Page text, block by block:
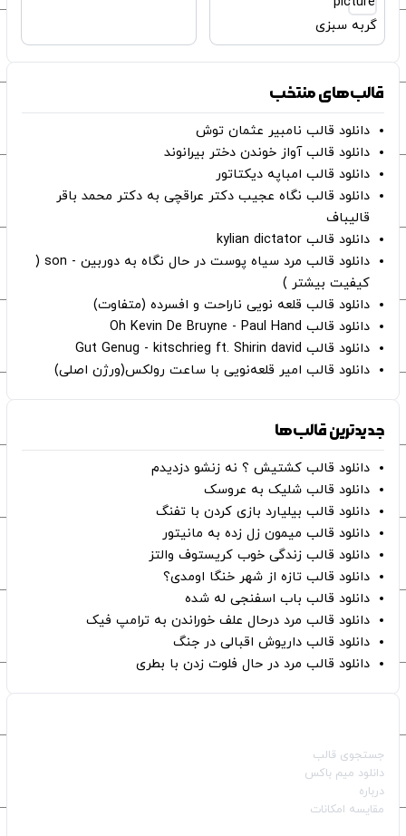
گربه سبزی
قالب‌های منتخب
دانلود قالب نامبیر عثمان ‌توش
دانلود قالب آواز خوندن دختر بیرانوند
دانلود قالب امباپه دیکتاتور
دانلود قالب نگاه عجیب دکتر عراقچی به دکتر محمد باقر
قالیباف
دانلود قالب kylian dictator
دانلود قالب مرد سیاه پوست در حال نگاه به دوربین - son (
کیفیت بیشتر )
دانلود قالب قلعه نویی ناراحت و افسرده (متفاوت)
دانلود قالب Oh Kevin De Bruyne - Paul Hand
دانلود قالب Gut Genug - kitschrieg ft. Shirin david
دانلود قالب امیر قلعه‌نویی با ساعت رولکس(ورژن اصلی)
جدیدترین قالب‌ها
دانلود قالب کشتیش ؟ نه زنشو دزدیدم
دانلود قالب شلیک به عروسک
دانلود قالب بیلیارد بازی کردن با تفنگ
دانلود قالب میمون زل زده به مانیتور
دانلود قالب زندگی خوب کریستوف والتز
دانلود قالب تازه از شهر خنگا اومدی؟
دانلود قالب باب اسفنجی له شده
دانلود قالب مرد درحال علف خوراندن به ترامپ فیک
دانلود قالب داریوش اقبالی در جنگ
دانلود قالب مرد در حال فلوت زدن با بطری
جستجوی قالب
دانلود میم باکس
درباره
مقایسه امکانات